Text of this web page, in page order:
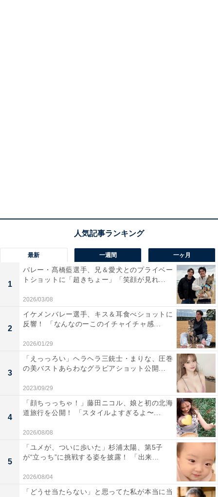
最新 一週間 一ヶ月
1
バレー・髙橋藍選手、兄＆愛犬とのプライベー
トショットに「超きちょー」「笑顔が見れ...
2026/03/08
2
イケメンバレー選手、キス＆耳食べショットに
反響！ 「なんなのーこのイチャイチャ感...
2026/01/29
3
「えっっろい」ヘラヘラ三銃士・まりな、圧巻
の美バストあらわなグラビアショット公開...
2023/09/29
4
「顔ちっっちゃ！」藤田ニコル、娘と初の北海
道旅行を公開！ 「スタイルよすぎるよ〜...
2026/08/08
5
「ユメが、ついに歩いた」杉浦太陽、第5子
が“立っち”に挑戦する姿を披露！ 「出来...
2026/08/04
「どうせ当たらない」と思ってた私が本当に当